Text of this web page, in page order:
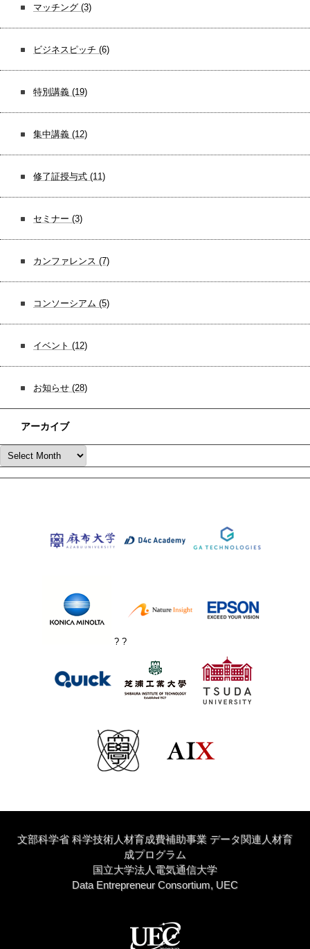
マッチング (3)
ビジネスピッチ (6)
特別講義 (19)
集中講義 (12)
修了証授与式 (11)
セミナー (3)
カンファレンス (7)
コンソーシアム (5)
イベント (12)
お知らせ (28)
アーカイブ
? ?
文部科学省 科学技術人材育成費補助事業 データ関連人材育
成プログラム
国立大学法人電気通信大学
Data Entrepreneur Consortium, UEC